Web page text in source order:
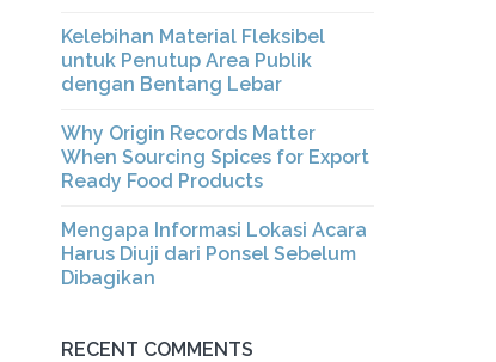
Kelebihan Material Fleksibel
untuk Penutup Area Publik
dengan Bentang Lebar
Why Origin Records Matter
When Sourcing Spices for Export
Ready Food Products
Mengapa Informasi Lokasi Acara
Harus Diuji dari Ponsel Sebelum
Dibagikan
RECENT COMMENTS